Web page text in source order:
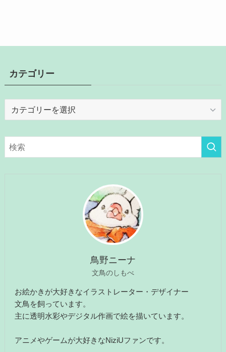
カテゴリー
リ
鳥野ニーナ
文鳥のしもべ
お絵かきが大好きなイラストレーター・デザイナー
文鳥を飼っています。
主に透明水彩やデジタル作画で絵を描いています。
アニメやゲームが大好きなNiziUファンです。